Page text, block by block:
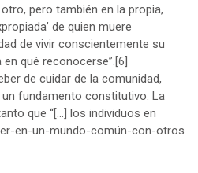
pero también en la propia,
de quien muere
de vivir conscientemente su
qué reconocerse”.[6]
de cuidar de la comunidad,
fundamento constitutivo. La
que “[…] los individuos en
en-un-mundo-común-con-otros